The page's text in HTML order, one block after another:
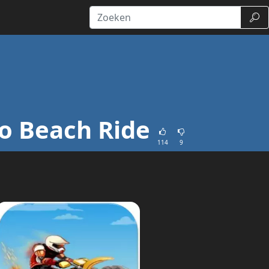
Beach Ride 114 9